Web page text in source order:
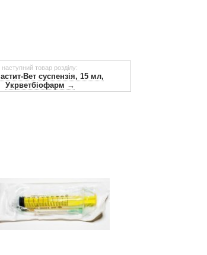
наступний товар розділу:
Вет суспензія, 15 мл,
Укрветбіофарм →